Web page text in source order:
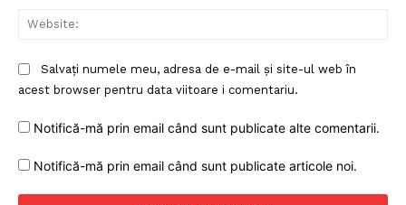
Salvați numele meu, adresa de e-mail și site-ul web în
acest browser pentru data viitoare i comentariu.
Notifică-mă prin email când sunt publicate alte comentarii.
Notifică-mă prin email când sunt publicate articole noi.